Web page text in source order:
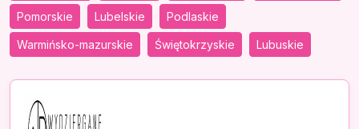
Pomorskie Lubelskie Podlaskie
Warmińsko-mazurskie Świętokrzyskie Lubuskie